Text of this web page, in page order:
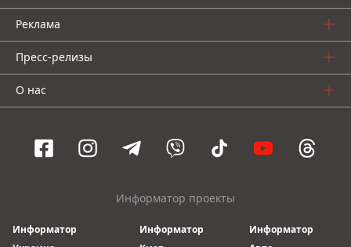
Реклама
Пресс-релизы
О нас
Информатор проекты
Информатор
Информатор
Информатор